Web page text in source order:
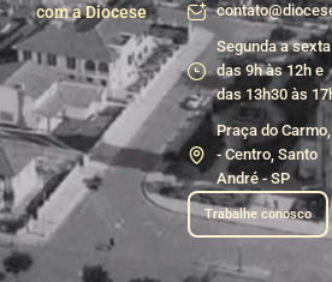
com a Diocese
Segunda a sexta
das 9h às 12h e
das 13h30 às
Praça do
- Centro, Santo
André - SP
Trabalhe conosco